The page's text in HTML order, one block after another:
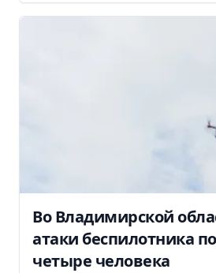
Во Владимирской
атаки беспилотника
четыре человека